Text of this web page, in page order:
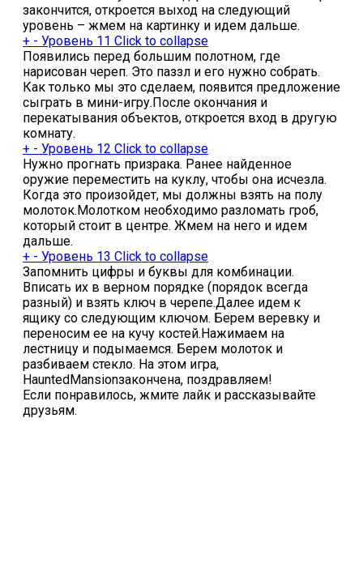
закончится, откроется выход на следующий
уровень – жмем на картинку и идем дальше.
+ - Уровень 11 Click to collapse
Появились перед большим полотном, где
нарисован череп. Это паззл и его нужно собрать.
Как только мы это сделаем, появится предложение
сыграть в мини-игру.После окончания и
перекатывания объектов, откроется вход в другую
комнату.
+ - Уровень 12 Click to collapse
Нужно прогнать призрака. Ранее найденное
оружие переместить на куклу, чтобы она исчезла.
Когда это произойдет, мы должны взять на полу
молоток.Молотком необходимо разломать гроб,
который стоит в центре. Жмем на него и идем
дальше.
+ - Уровень 13 Click to collapse
Запомнить цифры и буквы для комбинации.
Вписать их в верном порядке (порядок всегда
разный) и взять ключ в черепе.Далее идем к
ящику со следующим ключом. Берем веревку и
переносим ее на кучу костей.Нажимаем на
лестницу и подымаемся. Берем молоток и
разбиваем стекло. На этом игра,
HauntedMansionзакончена, поздравляем!
Если понравилось, жмите лайк и рассказывайте
друзьям.